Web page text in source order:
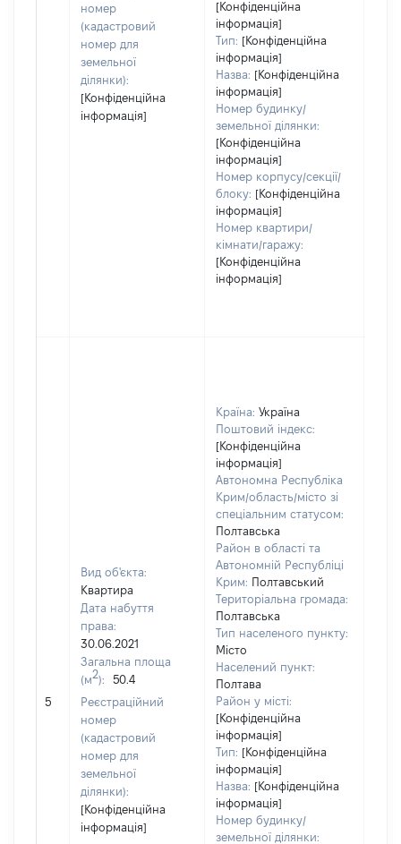
номер
(кадастровий
номер для
земельної
ділянки):
[Конфіденційна
інформація]
[Конфіденційна
інформація]
Тип: [Конфіденційна
інформація]
Назва: [Конфіденційна
інформація]
Номер будинку/
земельної ділянки:
[Конфіденційна
інформація]
Номер корпусу/секції/
блоку: [Конфіденційна
інформація]
Номер квартири/
кімнати/гаражу:
[Конфіденційна
інформація]
5
Вид об'єкта:
Квартира
Дата набуття
права:
30.06.2021
Загальна площа
(м2):
50.4
Реєстраційний
номер
(кадастровий
номер для
земельної
ділянки):
[Конфіденційна
інформація]
Країна: Україна
Поштовий індекс:
[Конфіденційна
інформація]
Автономна Республіка
Крим/область/місто зі
спеціальним статусом:
Полтавська
Район в області та
Автономній Республіці
Крим: Полтавський
Територіальна громада:
Полтавська
Тип населеного пункту:
Місто
Населений пункт:
Полтава
Район у місті:
[Конфіденційна
інформація]
Тип: [Конфіденційна
інформація]
Назва: [Конфіденційна
інформація]
Номер будинку/
земельної ділянки: